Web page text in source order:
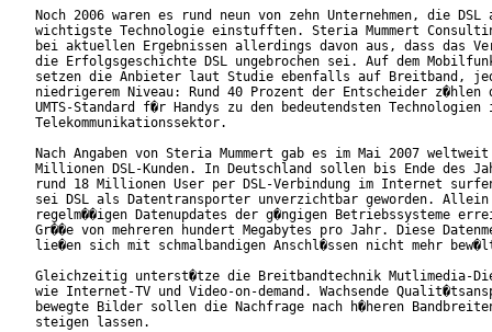
Noch 2006 waren es rund neun von zehn Unternehmen, die DSL
wichtigste Technologie einstufften. Steria Mummert
bei aktuellen Ergebnissen allerdings davon aus, dass das
die Erfolgsgeschichte DSL ungebrochen sei. Auf dem
setzen die Anbieter laut Studie ebenfalls auf Breitband,
niedrigerem Niveau: Rund 40 Prozent der Entscheider z�hlen
UMTS-Standard f�r Handys zu den bedeutendsten Technologien
Telekommunikationssektor.
Nach Angaben von Steria Mummert gab es im Mai 2007 weltweit
Millionen DSL-Kunden. In Deutschland sollen bis Ende des
rund 18 Millionen User per DSL-Verbindung im Internet
sei DSL als Datentransporter unverzichtbar geworden.
regelm��igen Datenupdates der g�ngigen Betriebssysteme
Gr��e von mehreren hundert Megabytes pro Jahr. Diese
lie�en sich mit schmalbandigen Anschl�ssen nicht mehr
Gleichzeitig unterst�tze die Breitbandtechnik Mutlimedia-
wie Internet-TV und Video-on-demand. Wachsende
bewegte Bilder sollen die Nachfrage nach h�heren
steigen lassen.